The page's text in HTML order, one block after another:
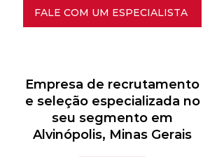
FALE COM UM ESPECIALISTA
Empresa de recrutamento
e seleção especializada no
seu segmento em
Alvinópolis, Minas Gerais